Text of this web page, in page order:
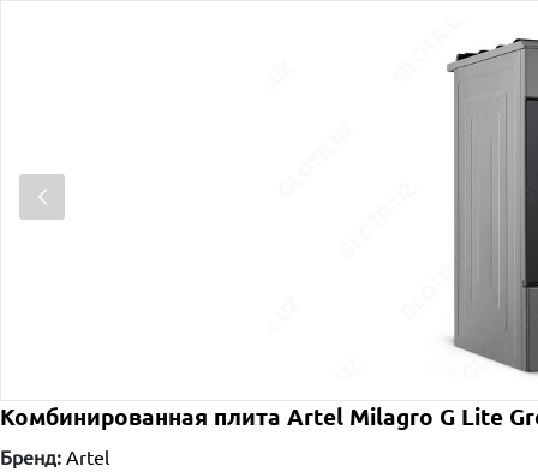
Комбинированная плита Artel Milagro G Lite
Бренд: Artel